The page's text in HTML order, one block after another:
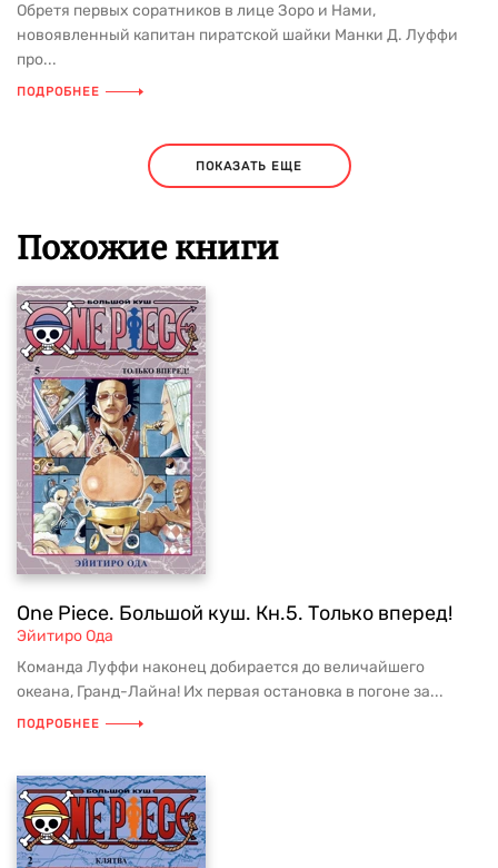
Обретя первых соратников в лице Зоро и Нами,
новоявленный капитан пиратской шайки Манки Д. Луффи
про...
ПОДРОБНЕЕ
ПОКАЗАТЬ ЕЩЕ
Похожие книги
One Piece. Большой куш. Кн.5. Только вперед!
Эйитиро Ода
Команда Луффи наконец добирается до величайшего
океана, Гранд-Лайна! Их первая остановка в погоне за...
ПОДРОБНЕЕ